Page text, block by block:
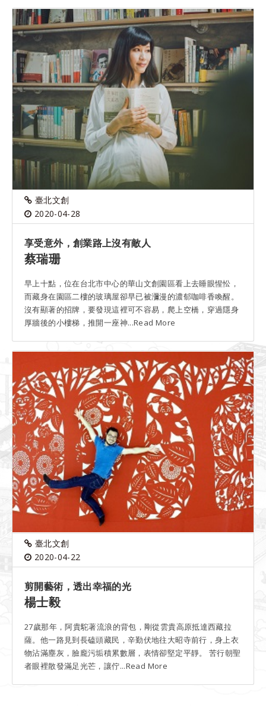
臺北文創
2020-04-28
享受意外，創業路上沒有敵人
蔡瑞珊
早上十點，位在台北市中心的華山文創園區看上去睡眼惺忪，
而藏身在園區二樓的玻璃屋卻早已被瀰漫的濃郁咖啡香喚醒。
沒有顯著的招牌，要發現這裡可不容易，爬上空橋，穿過隱身
厚牆後的小樓梯，推開一座神...Read More
臺北文創
2020-04-22
剪開藝術，透出幸福的光
楊士毅
27歲那年，阿貴駝著流浪的背包，剛從雲貴高原抵達西藏拉
薩。他一路見到長磕頭藏民，辛勤伏地往大昭寺前行，身上衣
物沾滿塵灰，臉龐污垢積累數層，表情卻堅定平靜。 苦行朝聖
者眼裡散發滿足光芒，讓佇...Read More